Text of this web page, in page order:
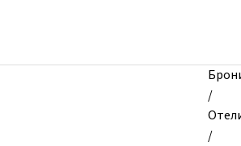
Отель
/
/